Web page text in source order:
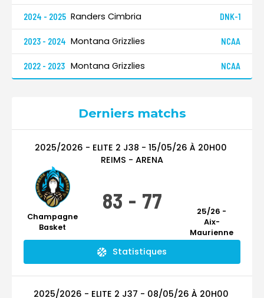
2024 - 2025 Randers Cimbria DNK-1
2023 - 2024 Montana Grizzlies NCAA
2022 - 2023 Montana Grizzlies NCAA
Derniers matchs
2025/2026 - ELITE 2 J38 - 15/05/26 À 20H00
REIMS - ARENA
Champagne
Basket
83 - 77
25/26 -
Aix-
Maurienne
Statistiques
2025/2026 - ELITE 2 J37 - 08/05/26 À 20H00